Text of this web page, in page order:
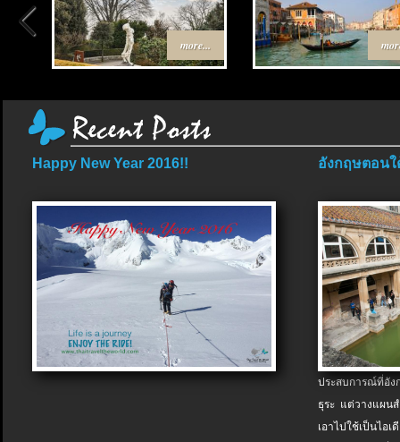
more...
Happy New Year 2016!! อังกฤษตอนใ
ประสบการณ์ที่อัง
ธุระ แต่วางแผน
เอาไปใช้เป็นไอ